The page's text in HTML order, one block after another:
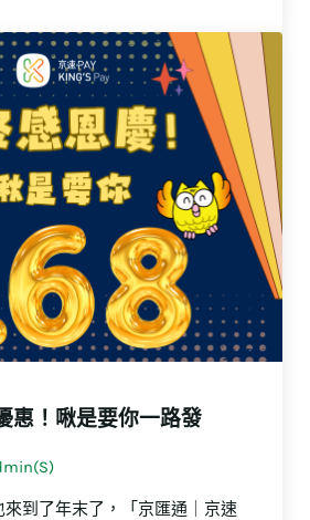
惠！啾是要你一路發
到了年末了，「京匯通｜京速